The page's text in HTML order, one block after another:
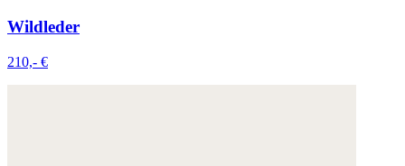
Wildleder
210,- €